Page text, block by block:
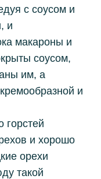
с соусом и
и
макароны и
соусом,
им, а
и
горстей
и хорошо
орехи
такой